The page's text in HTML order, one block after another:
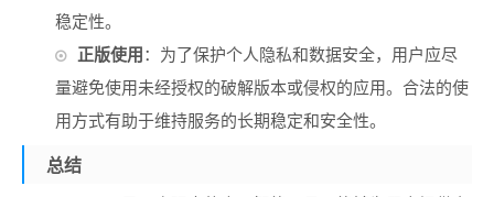
稳定性。
正版使用：为了保护个人隐私和数据安全，用户应尽
量避免使用未经授权的破解版本或侵权的应用。合法的使
用方式有助于维持服务的长期稳定和安全性。
总结